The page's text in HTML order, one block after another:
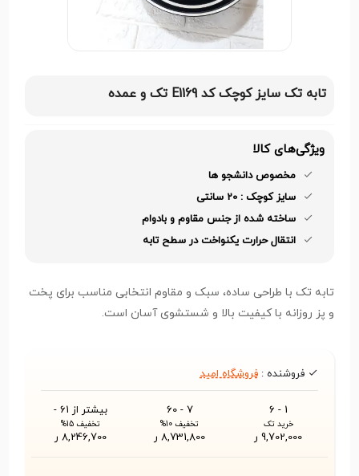
تابه تک سایز کوچک کد E1169 تک و عمده
ویژگی‌های کالا
مخصوص دانشجو ها
سایز کوچک : 20 سانتی
ساخته شده از جنس مقاوم و بادوام
انتقال حرارت یکنواخت در سطح تابه
تابه تک با طراحی ساده، سبک و مقاوم انتخابی مناسب برای پخت
و پز روزانه با کیفیت بالا و شستشوی آسان است.
فروشنده :فروشگاه امید
1 - 6
خرید تک
9,702,000 ر
7 - 60
تخفیف 10%
8,731,800 ر
بیشتر از 61 -
تخفیف 15%
8,246,700 ر